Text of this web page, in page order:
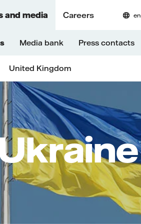
and media Careers
Media bank Press contacts
United Kingdom
en